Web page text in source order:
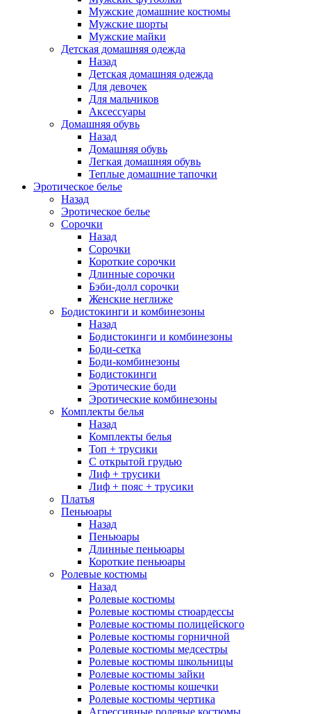
Мужские домашние костюмы
Мужские шорты
Мужские майки
Детская домашняя одежда
Назад
Детская домашняя одежда
Для девочек
Для мальчиков
Аксессуары
Домашняя обувь
Назад
Домашняя обувь
Легкая домашняя обувь
Теплые домашние тапочки
Эротическое белье
Назад
Эротическое белье
Сорочки
Назад
Сорочки
Короткие сорочки
Длинные сорочки
Бэби-долл сорочки
Женские неглиже
Бодистокинги и комбинезоны
Назад
Бодистокинги и комбинезоны
Боди-сетка
Боди-комбинезоны
Бодистокинги
Эротические боди
Эротические комбинезоны
Комплекты белья
Назад
Комплекты белья
Топ + трусики
С открытой грудью
Лиф + трусики
Лиф + пояс + трусики
Платья
Пеньюары
Назад
Пеньюары
Длинные пеньюары
Короткие пеньюары
Ролевые костюмы
Назад
Ролевые костюмы
Ролевые костюмы стюардессы
Ролевые костюмы полицейского
Ролевые костюмы горничной
Ролевые костюмы медсестры
Ролевые костюмы школьницы
Ролевые костюмы зайки
Ролевые костюмы кошечки
Ролевые костюмы чертика
Агрессивные ролевые костюмы